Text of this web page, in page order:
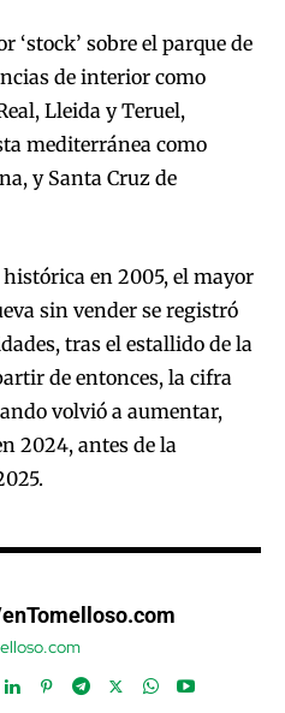
‘stock’ sobre el parque de
de interior como
Lleida y Teruel,
mediterránea como
y Santa Cruz de
en 2005, el mayor
sin vender se registró
tras el estallido de la
de entonces, la cifra
volvió a aumentar,
2024, antes de la